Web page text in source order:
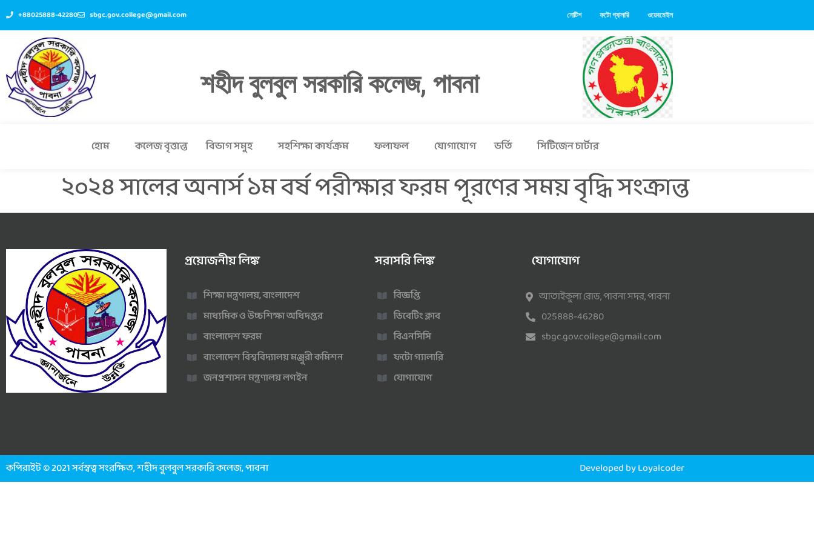
+88025888-42280 sbgc.gov.college@gmail.com নোটিশ ফটো গ্যালারি ওয়েবমেইল
শহীদ বুলবুল সরকারি কলেজ, পাবনা
হোম কলেজ বৃত্তান্ত বিভাগ সমুহ সহশিক্ষা কার্যক্রম ফলাফল যোগাযোগ ভর্তি সিটিজেন চার্টার
২০২৪ সালের অনার্স ১ম বর্ষ পরীক্ষার ফরম পূরণের সময় বৃদ্ধি সংক্রান্ত
প্রয়োজনীয় লিঙ্ক
শিক্ষা মন্ত্রণালয়, বাংলাদেশ
মাধ্যমিক ও উচ্চশিক্ষা অধিদপ্তর
বাংলাদেশ ফরম
বাংলাদেশ বিশ্ববিদ্যালয় মঞ্জুরী কমিশন
জনপ্রশাসন মন্ত্রণালয় লগইন
সরাসরি লিঙ্ক
বিজ্ঞপ্তি
ডিবেটিং ক্লাব
বিএনসিসি
ফটো গ্যালারি
যোগাযোগ
যোগাযোগ
আতাইকুলা রোড, পাবনা সদর, পাবনা
025888-46280
sbgc.gov.college@gmail.com
কপিরাইট © 2021 সর্বস্বত্ব সংরক্ষিত, শহীদ বুলবুল সরকারি কলেজ, পাবনা Developed by Loyalcoder